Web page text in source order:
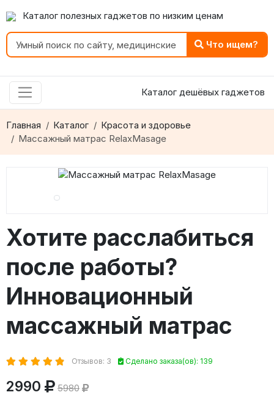
Каталог полезных гаджетов по низким ценам
Что ищем?
Каталог дешёвых гаджетов
Главная Каталог
Красота и здоровье
Массажный матрас RelaxMasage
Хотите расслабиться
после работы?
Инновационный
массажный матрас
Отзывов: 3 Сделано заказа(ов): 139
2990 5980